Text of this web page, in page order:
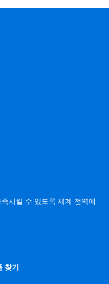
시킬 수 있도록 세계 전역에
찾기